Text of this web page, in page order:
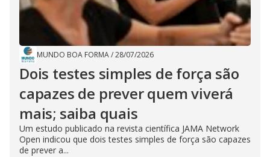
MUNDO BOA FORMA/28/07/2026
Dois testes simples de força são
capazes de prever quem viverá
mais; saiba quais
Um estudo publicado na revista científica JAMA Network
Open indicou que dois testes simples de força são capazes
de prever a...